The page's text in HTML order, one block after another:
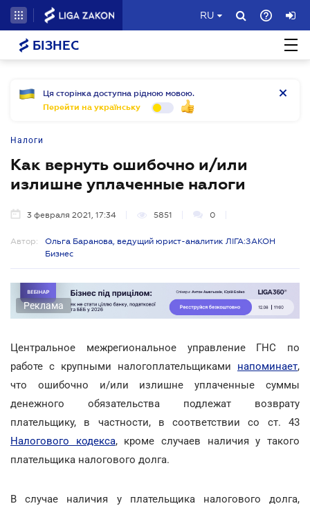
RU
БІЗНЕС
Ця сторінка доступна рідною мовою.
Перейти на українську
Налоги
Как вернуть ошибочно и/или
излишне уплаченные налоги
3 февраля 2021, 17:34 5851 0
Автор:
Ольга Баранова, ведущий юрист-аналитик ЛІГА:ЗАКОН
Бизнес
Реклама
Центральное межрегиональное управление ГНС по
работе с крупными налогоплательщиками напоминает,
что ошибочно и/или излишне уплаченные суммы
денежного обязательства подлежат возврату
плательщику, в частности, в соответствии со ст. 43
Налогового кодекса, кроме случаев наличия у такого
плательщика налогового долга.
В случае наличия у плательщика налогового долга,